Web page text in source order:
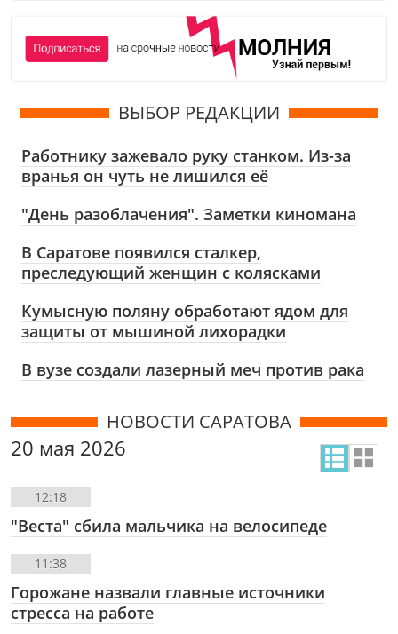
ВЫБОР РЕДАКЦИИ
Работнику зажевало руку станком. Из-за
вранья он чуть не лишился её
"День разоблачения". Заметки киномана
В Саратове появился сталкер,
преследующий женщин с колясками
Кумысную поляну обработают ядом для
защиты от мышиной лихорадки
В вузе создали лазерный меч против рака
НОВОСТИ САРАТОВА
20 мая 2026
12:18
"Веста" сбила мальчика на велосипеде
11:38
Горожане назвали главные источники
стресса на работе